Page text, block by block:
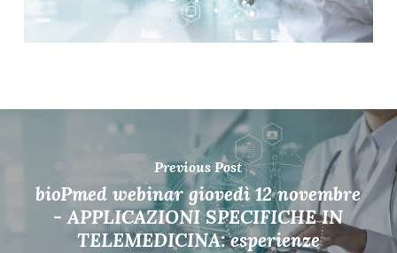
Previous Post
bioPmed webinar giovedì 12 novembre
- APPLICAZIONI SPECIFICHE IN
TELEMEDICINA: esperienze